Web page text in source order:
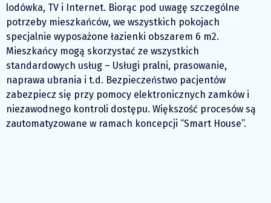
lodówka, TV i Internet. Biorąc pod uwagę szczególne
potrzeby mieszkańców, we wszystkich pokojach
specjalnie wyposażone łazienki obszarem 6 m2.
Mieszkańcy mogą skorzystać ze wszystkich
standardowych usług – Usługi pralni, prasowanie,
naprawa ubrania i t.d. Bezpieczeństwo pacjentów
zabezpiecz się przy pomocy elektronicznych zamków i
niezawodnego kontroli dostępu. Większość procesów są
zautomatyzowane w ramach koncepcji “Smart House”.